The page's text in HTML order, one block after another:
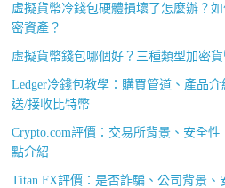
虛擬貨幣冷錢包硬體損壞了怎麼辦？
密資產？
虛擬貨幣錢包哪個好？三種類型加密
Ledger冷錢包教學：購買管道、產品
送/接收比特幣
Crypto.com評價：交易所背景、安全
點介紹
Titan FX評價：是否詐騙、公司背景